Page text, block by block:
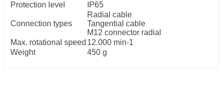
Protection level
IP65
Connection types
Radial cable
Tangential cable
M12 connector radial
Max. rotational speed 12.000 min-1
Weight
450 g